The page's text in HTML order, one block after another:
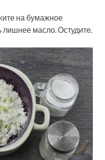
на бумажное
лишнее масло. Остудите.